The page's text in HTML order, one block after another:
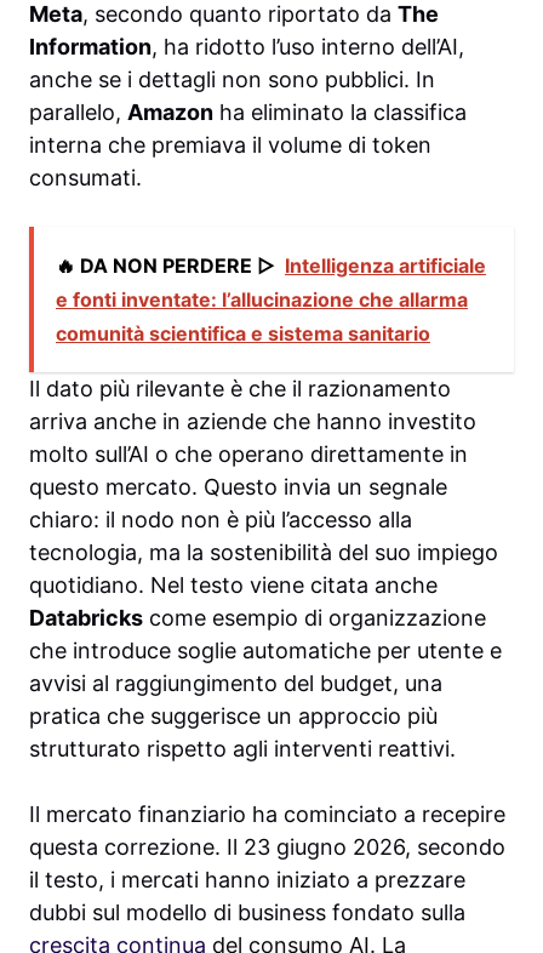
Meta, secondo quanto riportato da The
Information, ha ridotto l’uso interno dell’AI,
anche se i dettagli non sono pubblici. In
parallelo, Amazon ha eliminato la classifica
interna che premiava il volume di token
consumati.
🔥 DA NON PERDERE ▷ Intelligenza artificiale
e fonti inventate: l’allucinazione che allarma
comunità scientifica e sistema sanitario
Il dato più rilevante è che il razionamento
arriva anche in aziende che hanno investito
molto sull’AI o che operano direttamente in
questo mercato. Questo invia un segnale
chiaro: il nodo non è più l’accesso alla
tecnologia, ma la sostenibilità del suo impiego
quotidiano. Nel testo viene citata anche
Databricks come esempio di organizzazione
che introduce soglie automatiche per utente e
avvisi al raggiungimento del budget, una
pratica che suggerisce un approccio più
strutturato rispetto agli interventi reattivi.
Il mercato finanziario ha cominciato a recepire
questa correzione. Il 23 giugno 2026, secondo
il testo, i mercati hanno iniziato a prezzare
dubbi sul modello di business fondato sulla
crescita continua del consumo AI. La